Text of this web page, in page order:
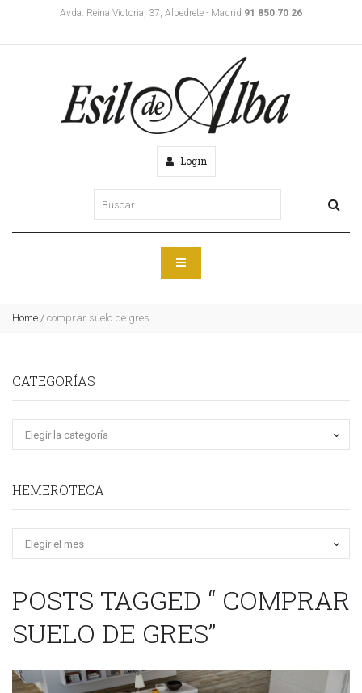
Avda. Reina Victoria, 37, Alpedrete - Madrid 91 850 70 26
Login
Home / comprar suelo de gres
CATEGORÍAS
HEMEROTECA
POSTS TAGGED “ COMPRAR
SUELO DE GRES”